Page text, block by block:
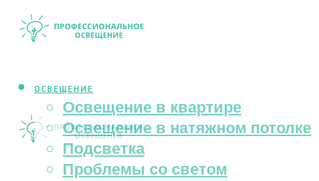
ОСВЕЩЕНИЕ
Освещение в квартире
Освещение в натяжном потолке
Подсветка
Проблемы со светом